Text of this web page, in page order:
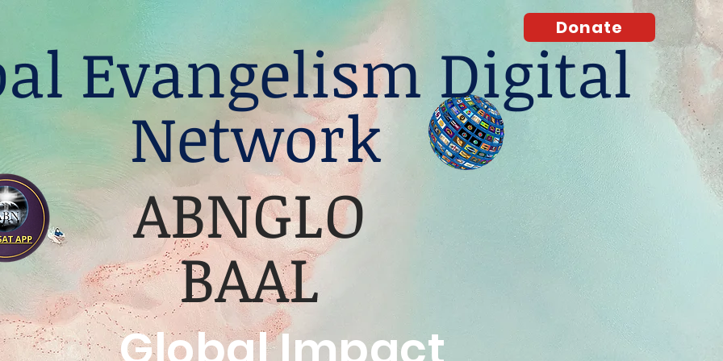
Donate
Evangelism Digital
Network
ABNGLO
BAAL